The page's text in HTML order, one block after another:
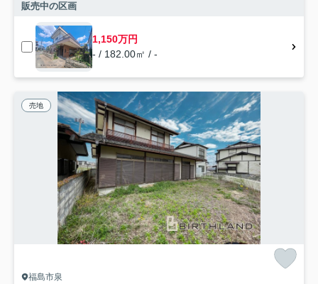
販売中の区画
1,150万円
- / 182.00㎡ / -
売地
福島市泉